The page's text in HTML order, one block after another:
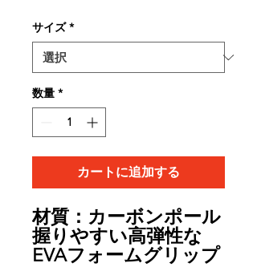
サイズ *
数量 *
カートに追加する
材質：カーボンポール
握りやすい高弾性な
EVAフォームグリップ